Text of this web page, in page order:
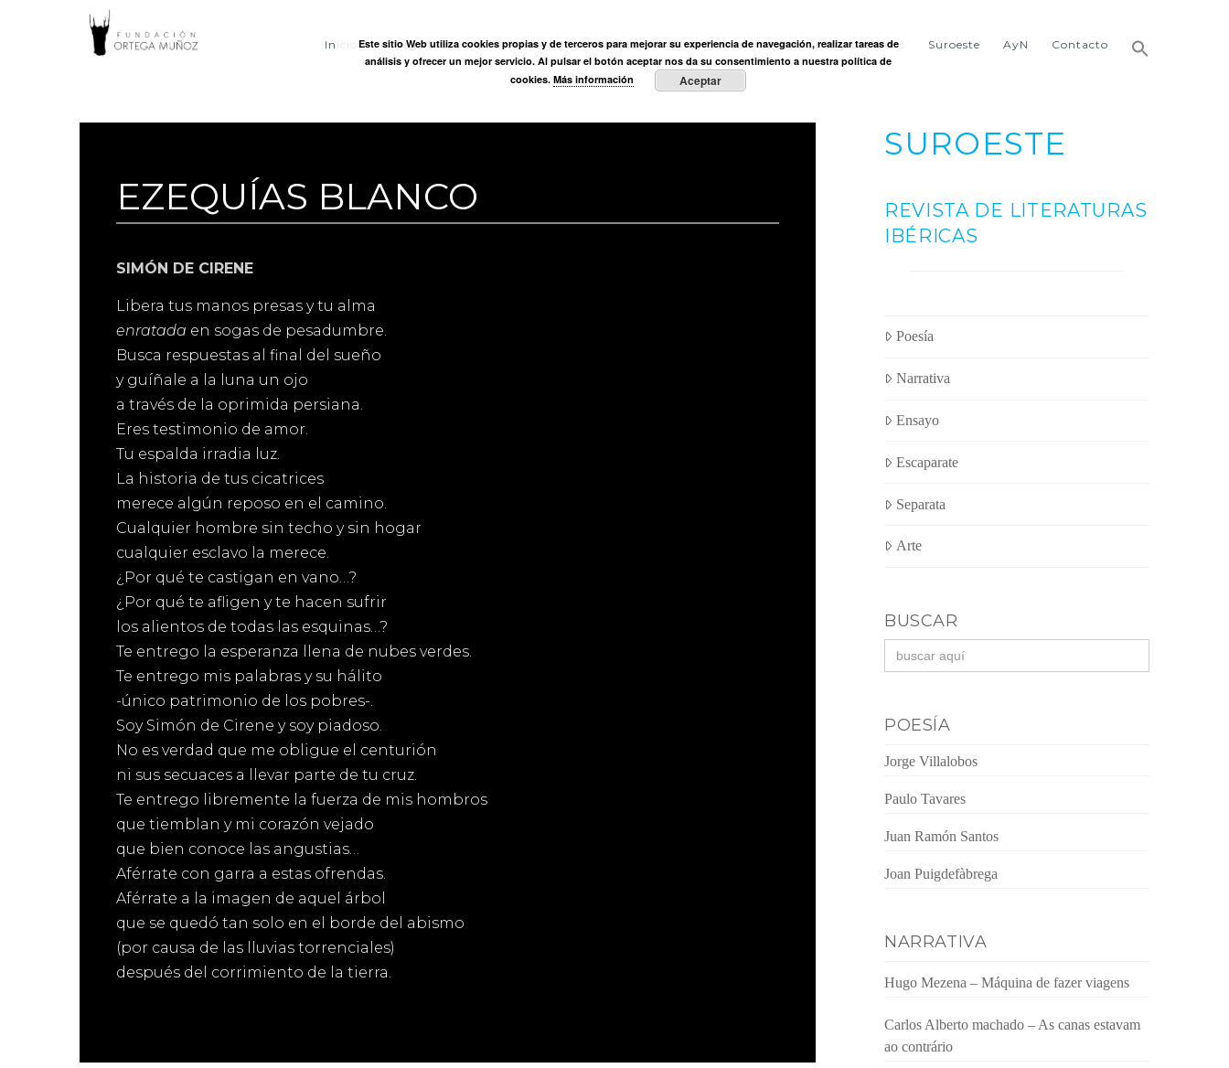
FUNDACIÓN
MUÑOZ
Inicio Ortega Muñoz Fundación Actividades Prensa Entre viñas y castaños Suroeste AyN Contacto
EZEQUÍAS BLANCO
SIMÓN DE CIRENE
Libera tus manos presas y tu alma
enratada en sogas de pesadumbre.
Busca respuestas al final del sueño
y guíñale a la luna un ojo
a través de la oprimida persiana.
Eres testimonio de amor.
Tu espalda irradia luz.
La historia de tus cicatrices
merece algún reposo en el camino.
Cualquier hombre sin techo y sin hogar
cualquier esclavo la merece.
¿Por qué te castigan en vano…?
¿Por qué te afligen y te hacen sufrir
los alientos de todas las esquinas…?
Te entrego la esperanza llena de nubes verdes.
Te entrego mis palabras y su hálito
-único patrimonio de los pobres-.
Soy Simón de Cirene y soy piadoso.
No es verdad que me obligue el centurión
ni sus secuaces a llevar parte de tu cruz.
Te entrego libremente la fuerza de mis hombros
que tiemblan y mi corazón vejado
que bien conoce las angustias…
Aférrate con garra a estas ofrendas.
Aférrate a la imagen de aquel árbol
que se quedó tan solo en el borde del abismo
(por causa de las lluvias torrenciales)
después del corrimiento de la tierra.
SUROESTE
REVISTA DE LITERATURAS
IBÉRICAS
Poesía
Narrativa
Ensayo
Escaparate
Separata
Arte
BUSCAR
Buscar:
POESÍA
Jorge Villalobos
Paulo Tavares
Juan Ramón Santos
Joan Puigdefàbrega
NARRATIVA
Hugo Mezena – Máquina de fazer viagens
Carlos Alberto machado – As canas estavam
ao contrário
Este sitio Web utiliza cookies propias y de terceros para mejorar su experiencia de navegación, realizar tareas de
análisis y ofrecer un mejor servicio. Al pulsar el botón aceptar nos da su consentimiento a nuestra política de
cookies. Más información Aceptar